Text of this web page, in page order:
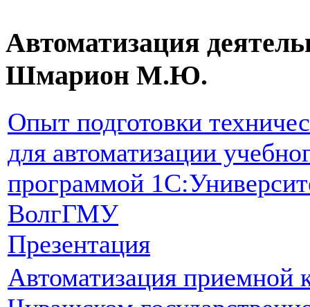
Автоматизация
Шмарион М.Ю.
Опыт подготовки
для автоматизации
программой
ВолгГМУ
Презентация
Автоматизация приемной